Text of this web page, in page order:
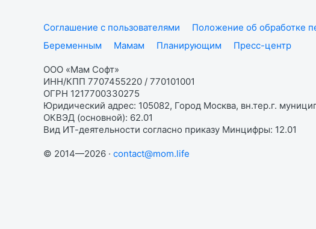
Соглашение с пользователями Положение об обработке
Беременным
Мамам Планирующим Пресс-центр
ООО «Мам Софт»
ИНН/КПП 7707455220 / 770101001
ОГРН 1217700330275
Юридический адрес: 105082, Город Москва, вн.тер.г.
ОКВЭД (основной): 62.01
Вид ИТ-деятельности согласно приказу Минцифры: 12.01
© 2014—2026 · contact@mom.life